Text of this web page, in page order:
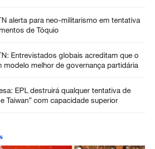
alerta para neo-militarismo em tentativa
de Tóquio
Entrevistados globais acreditam que o
modelo melhor de governança partidária
EPL destruirá qualquer tentativa de
Taiwan” com capacidade superior